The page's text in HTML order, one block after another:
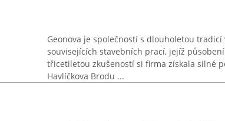
Geonova je společností s dlouholetou
souvisejících stavebních prací, jejíž působení
třicetiletou zkušeností si firma získala silné
Havlíčkova Brodu ...